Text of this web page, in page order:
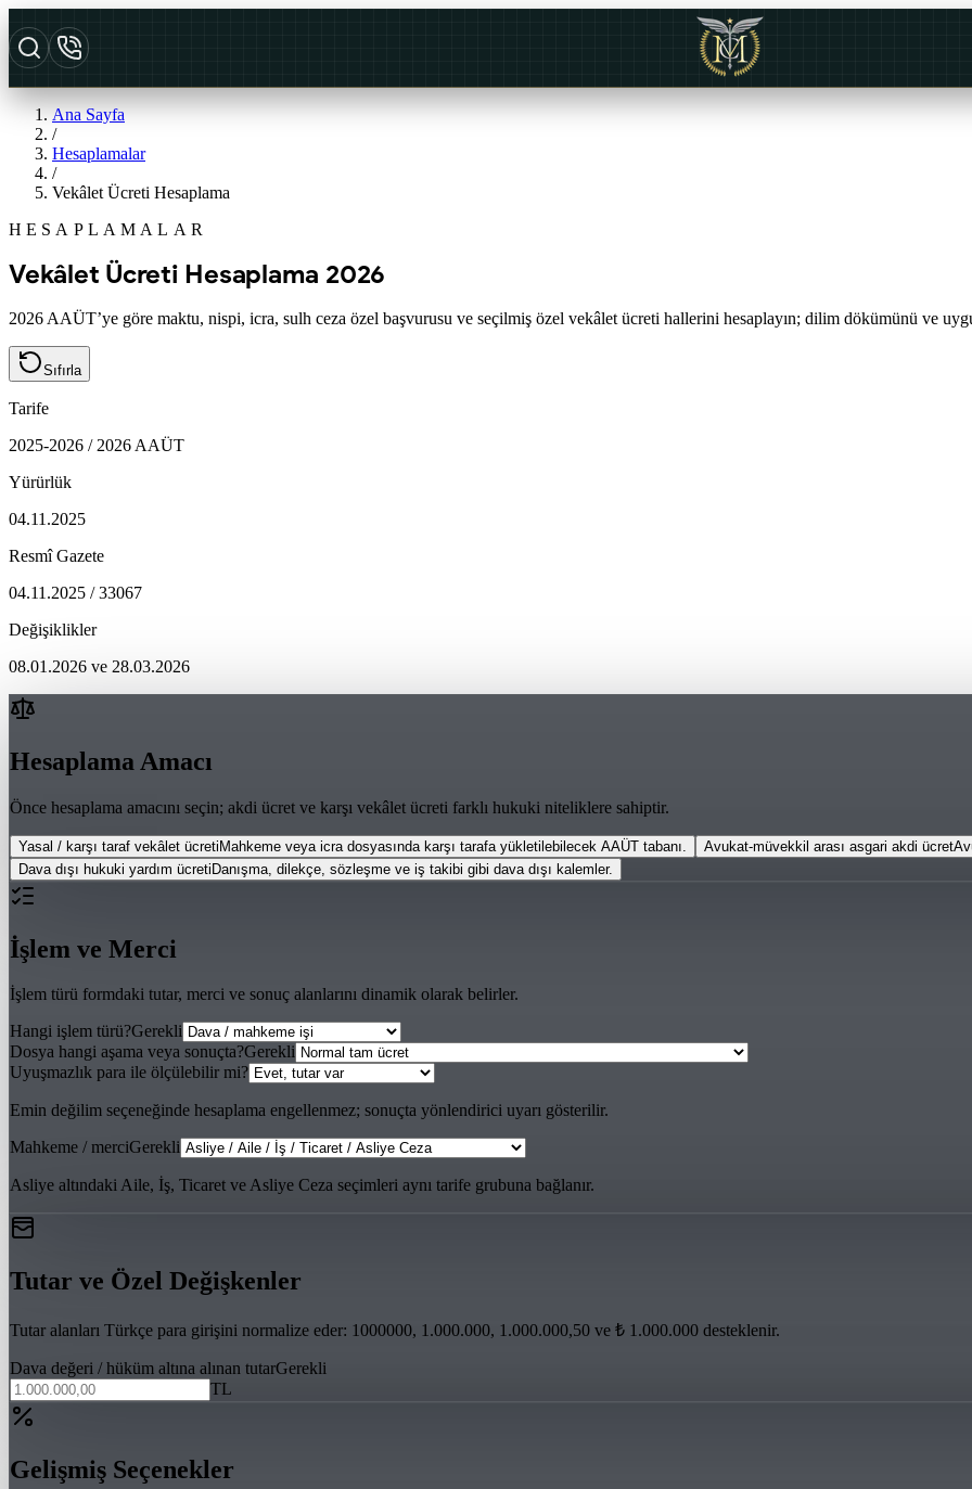
Ana Sayfa
/
Hesaplamalar
/
Vekâlet Ücreti Hesaplama
HESAPLAMALAR
Vekâlet Ücreti Hesaplama 2026
2026 AAÜT’ye göre maktu, nispi, icra, sulh ceza özel başvurusu ve seçilmiş özel vekâlet ücreti hallerini hesaplayın; dilim dökümünü ve
Sıfırla
Tarife
2025-2026 / 2026 AAÜT
Yürürlük
04.11.2025
Resmî Gazete
04.11.2025 / 33067
Değişiklikler
08.01.2026 ve 28.03.2026
Hesaplama Amacı
Önce hesaplama amacını seçin; akdi ücret ve karşı vekâlet ücreti farklı hukuki niteliklere sahiptir.
Yasal / karşı taraf vekâlet ücretiMahkeme veya icra dosyasında karşı tarafa yükletilebilecek AAÜT tabanı. Avukat-müvekkil arası asgari akdi ücret
Dava dışı hukuki yardım ücretiDanışma, dilekçe, sözleşme ve iş takibi gibi dava dışı kalemler.
İşlem ve Merci
İşlem türü formdaki tutar, merci ve sonuç alanlarını dinamik olarak belirler.
Hangi işlem türü?Gerekli
Dosya hangi aşama veya sonuçta?Gerekli
Uyuşmazlık para ile ölçülebilir mi?
Emin değilim seçeneğinde hesaplama engellenmez; sonuçta yönlendirici uyarı gösterilir.
Mahkeme / merciGerekli
Asliye altındaki Aile, İş, Ticaret ve Asliye Ceza seçimleri aynı tarife grubuna bağlanır.
Tutar ve Özel Değişkenler
Tutar alanları Türkçe para girişini normalize eder: 1000000, 1.000.000, 1.000.000,50 ve ₺ 1.000.000 desteklenir.
Dava değeri / hüküm altına alınan tutarGerekli
TL
Gelişmiş Seçenekler